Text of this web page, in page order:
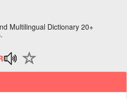
Multilingual Dictionary 20+